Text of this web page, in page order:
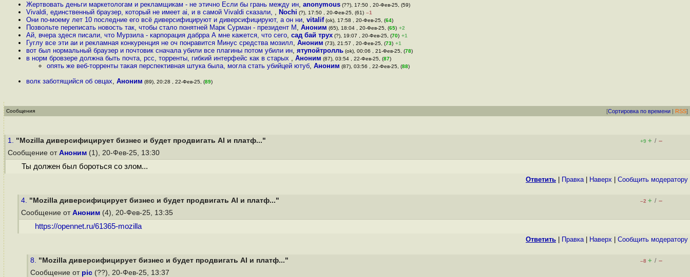
Жертвовать деньги маркетологам и рекламщикам - не этично Если бы грань между ин, anonymous (??), 17:50 , 20-Фев-25, (59)
Vivaldi, единственный браузер, который не имеет ai, и в самой Vivaldi сказали, , Nochi (?), 17:50 , 20-Фев-25, (61) –1
Они по-моему лет 10 последние его всё диверсифицируют и диверсифицируют, а он ни, vitalif(ok), 17:58 , 20-Фев-25, (64)
Позвольте переписать новость так, чтобы стало понятней Марк Сурман - президент M , Аноним (65), 18:04 , 20-Фев-25, (65) +2
Ай, вчера здеся писали, что Мурзила - карпорация дабрра А мне кажется, что сего, сад бай трух (?), 19:07 , 20-Фев-25, (70) +1
Гуглу все эти аи и рекламная конкуренция не оч понравится Минус средства мозилл, Аноним (73), 21:57 , 20-Фев-25, (73) +1
вот был нормальный браузер и почтовик сначала убили все плагины потом убили ин, ятупойтролль (ok), 00:06 , 21-Фев-25, (78)
в норм бровзере должна быть почта, рсс, торренты, гибкий интерфейс как в старых , Аноним (87), 03:54 , 22-Фев-25, (87)
опять же веб-торренты такая перспективная штука была, могла стать убийцей ютуб, Аноним (87), 03:56 , 22-Фев-25, (88)
волк заботящийся об овцах, Аноним (89), 20:28 , 22-Фев-25, (89)
Сообщения [Сортировка по времени | RSS]
1. "Mozilla диверсифицирует бизнес и будет продвигать AI и платф..." +9 + / –
Сообщение от Аноним (1), 20-Фев-25, 13:30
Ты должен был бороться со злом...
Ответить Правка| Наверх Cообщить модератору
4. "Mozilla диверсифицирует бизнес и будет продвигать AI и платф..." –2 + / –
Сообщение от Аноним (4), 20-Фев-25, 13:35
https://opennet.ru/61365-mozilla
Ответить Правка| Наверх Cообщить модератору
8. "Mozilla диверсифицирует бизнес и будет продвигать AI и платф..." –8 + / –
Сообщение от pic (??), 20-Фев-25, 13:37